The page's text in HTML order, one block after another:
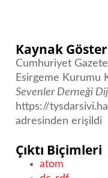
Kaynak
Cumhuriyet
Esirgeme Kurumu
Sevenler Derneği
https://
adresinden erişildi
Çıktı Biçimleri
atom